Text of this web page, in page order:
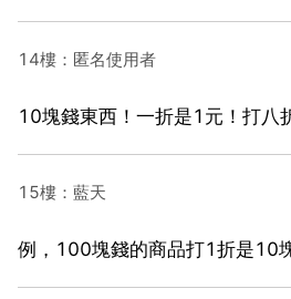
14樓：匿名使用者
10塊錢東西！一折是1元！打八
15樓：藍天
例，100塊錢的商品打1折是10